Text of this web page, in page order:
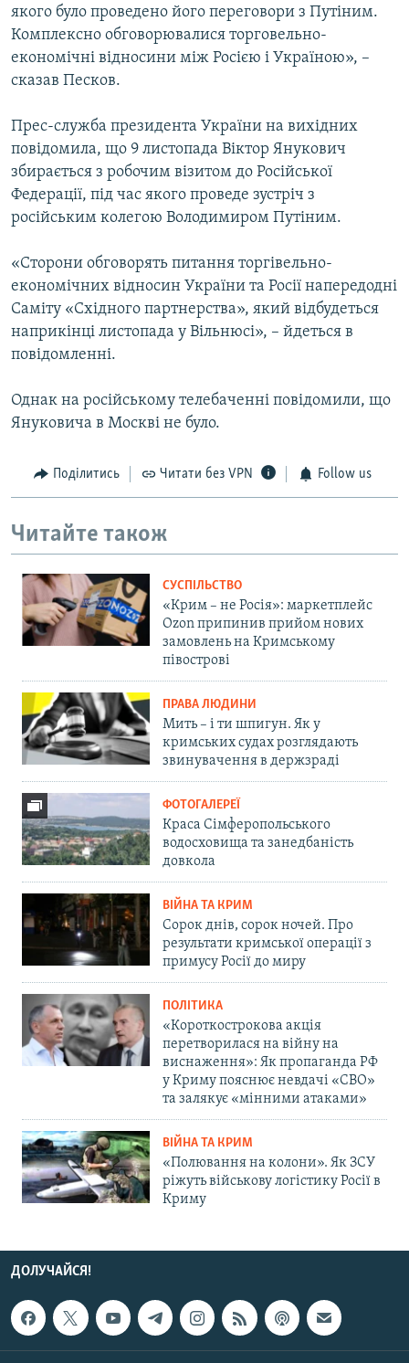
якого було проведено його переговори з Путіним.
Комплексно обговорювалися торговельно-
економічні відносини між Росією і Україною», –
сказав Песков.
Прес-служба президента України на вихідних
повідомила, що 9 листопада Віктор Янукович
збирається з робочим візитом до Російської
Федерації, під час якого проведе зустріч з
російським колегою Володимиром Путіним.
«Сторони обговорять питання торгівельно-
економічних відносин України та Росії напередодні
Саміту «Східного партнерства», який відбудеться
наприкінці листопада у Вільнюсі», – йдеться в
повідомленні.
Однак на російському телебаченні повідомили, що
Януковича в Москві не було.
Поділитись Читати без VPN Follow us
Читайте також
СУСПІЛЬСТВО
«Крим – не Росія»: маркетплейс
Ozon припинив прийом нових
замовлень на Кримському
півострові
ПРАВА ЛЮДИНИ
Мить – і ти шпигун. Як у
кримських судах розглядають
звинувачення в держзраді
ФОТОГАЛЕРЕЇ
Краса Сімферопольського
водосховища та занедбаність
довкола
ВІЙНА ТА КРИМ
Сорок днів, сорок ночей. Про
результати кримської операції з
примусу Росії до миру
ПОЛІТИКА
«Короткострокова акція
перетворилася на війну на
виснаження»: Як пропаганда РФ
у Криму пояснює невдачі «СВО»
та залякує «мінними атаками»
ВІЙНА ТА КРИМ
«Полювання на колони». Як ЗСУ
ріжуть військову логістику Росії в
Криму
ДОЛУЧАЙСЯ!